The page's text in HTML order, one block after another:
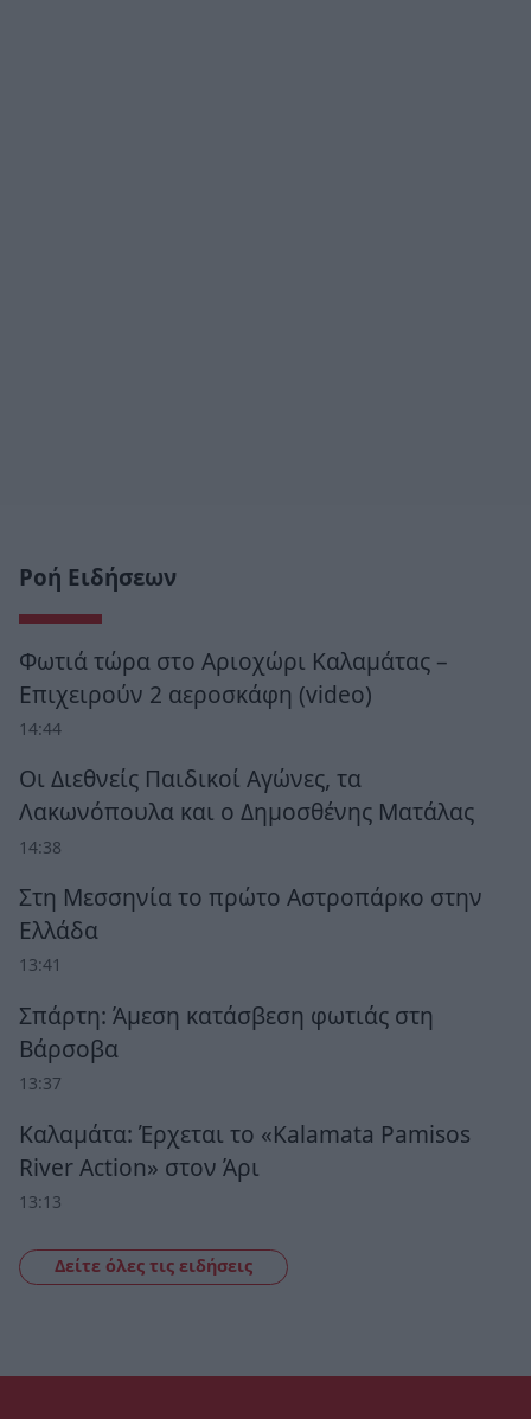
Ροή Ειδήσεων
Φωτιά τώρα στο Αριοχώρι Καλαμάτας –
Επιχειρούν 2 αεροσκάφη (video)
14:44
Οι Διεθνείς Παιδικοί Αγώνες, τα
Λακωνόπουλα και ο Δημοσθένης Ματάλας
14:38
Στη Μεσσηνία το πρώτο Αστροπάρκο στην
Ελλάδα
13:41
Σπάρτη: Άμεση κατάσβεση φωτιάς στη
Βάρσοβα
13:37
Καλαμάτα: Έρχεται το «Kalamata Pamisos
River Action» στον Άρι
13:13
Δείτε όλες τις ειδήσεις